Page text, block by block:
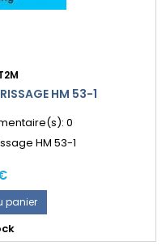
HM 53-1
0
HM 53-1
panier